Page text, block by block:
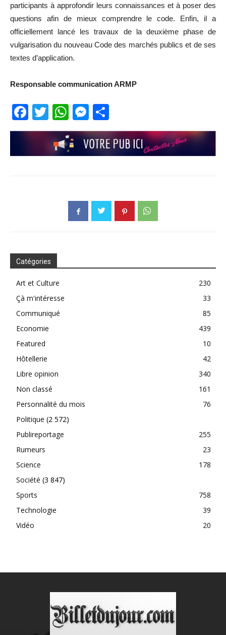
participants à approfondir leurs connaissances et à poser des
questions afin de mieux comprendre le code. Enfin, il a
officiellement lancé les travaux de la deuxième phase de
vulgarisation du nouveau Code des marchés publics et de ses
textes d’application.
Responsable communication ARMP
Facebook
Twitter
WhatsApp
Messenger
Catégories
Art et Culture
230
Çà m'intéresse
33
Communiqué
85
Economie
439
Featured
10
Hôtellerie
42
Libre opinion
340
Non classé
161
Personnalité du mois
76
Politique (2 572)
Publireportage
255
Rumeurs
23
Science
178
Société (3 847)
Sports
758
Technologie
39
Vidéo
20